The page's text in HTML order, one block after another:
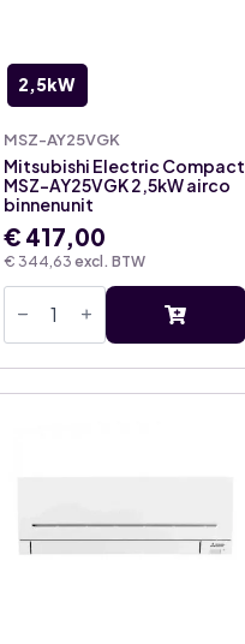
2,5kW
MSZ-AY25VGK
€ 344,63 excl. BTW
Mitsubishi Electric Compact
MSZ-AY25VGK 2,5kW airco
binnenunit
€ 417,00
Mitsubishi
Electric
MSZ-
AY25VGK
2,5kW